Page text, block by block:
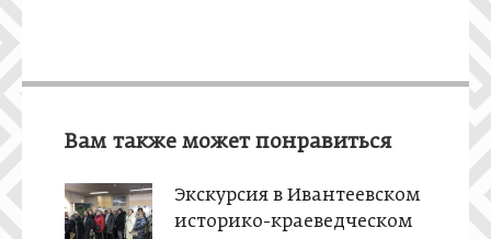
Вам также может понравиться
Экскурсия в Ивантеевском
историко-краеведческом